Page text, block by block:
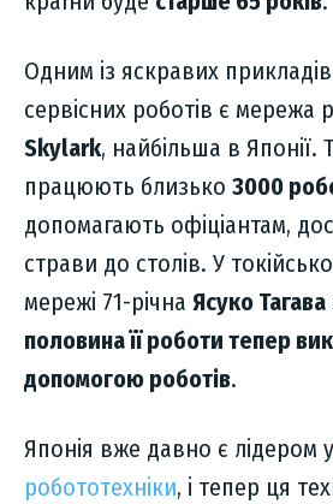
Одним із яскравих
сервісних роботів є мережа
Skylark, найбільша в Японії.
працюють близько 3000
допомагають офіціантам,
страви до столів. У
мережі 71-річна Ясуко Тагава
половина її роботи тепер
допомогою роботів.
Японія вже давно є лідером у
робототехніки, і тепер ця